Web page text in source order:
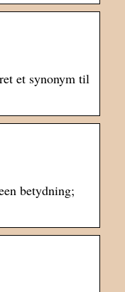
et synonym til
betydning;